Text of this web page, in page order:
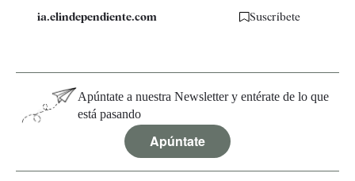
ia.elindependiente.com Suscríbete
Apúntate a nuestra Newsletter y entérate de lo que
está pasando
Apúntate